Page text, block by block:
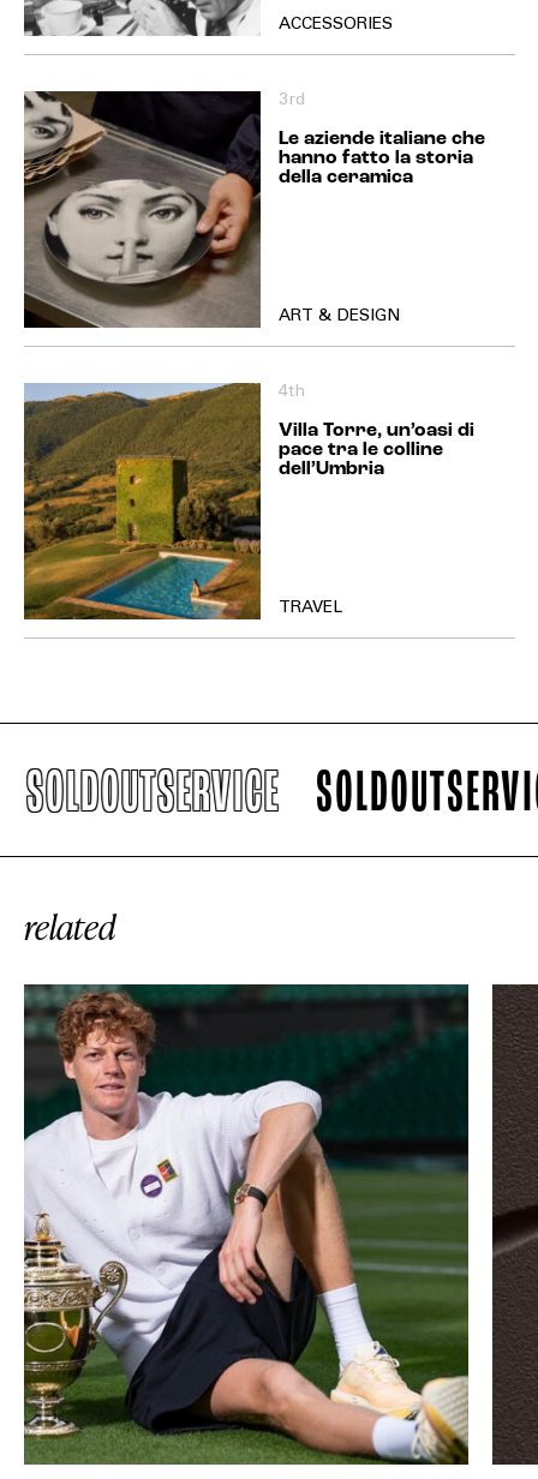
ACCESSORIES
3rd
Le aziende italiane che
hanno fatto la storia
della ceramica
ART & DESIGN
4th
Villa Torre, un’oasi di
pace tra le colline
dell’Umbria
TRAVEL
SOLDOUTSERVICE
related